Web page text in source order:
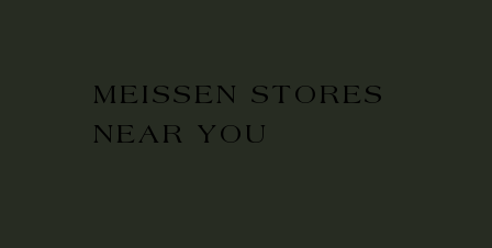
MEISSEN STORES
NEAR YOU